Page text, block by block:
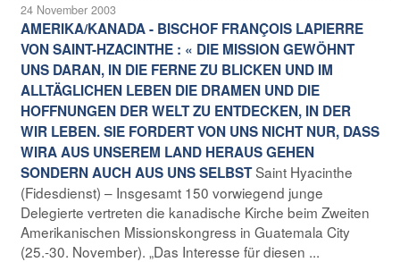
24 November 2003
AMERIKA/KANADA - BISCHOF FRANÇOIS LAPIERRE
VON SAINT-HZACINTHE : « DIE MISSION GEWÖHNT
UNS DARAN, IN DIE FERNE ZU BLICKEN UND IM
ALLTÄGLICHEN LEBEN DIE DRAMEN UND DIE
HOFFNUNGEN DER WELT ZU ENTDECKEN, IN DER
WIR LEBEN. SIE FORDERT VON UNS NICHT NUR, DASS
WIRA AUS UNSEREM LAND HERAUS GEHEN
SONDERN AUCH AUS UNS SELBSTSaint Hyacinthe
(Fidesdienst) – Insgesamt 150 vorwiegend junge
Delegierte vertreten die kanadische Kirche beim Zweiten
Amerikanischen Missionskongress in Guatemala City
(25.-30. November). „Das Interesse für diesen ...